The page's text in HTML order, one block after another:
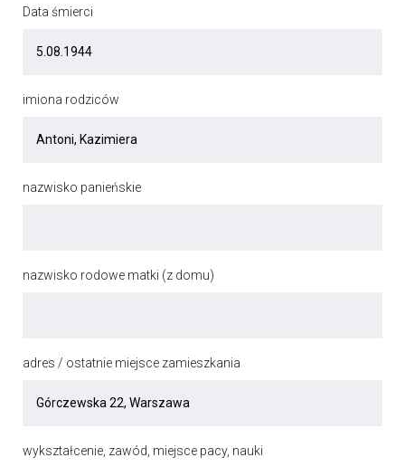
Data śmierci
imiona rodziców
nazwisko panieńskie
nazwisko rodowe matki (z domu)
adres / ostatnie miejsce zamieszkania
wykształcenie, zawód, miejsce pacy, nauki